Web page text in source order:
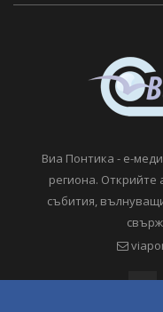
Виа Понтика - е-
региона. Открийте
събития,